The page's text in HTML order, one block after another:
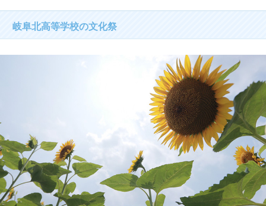
岐阜北高等学校の文化祭